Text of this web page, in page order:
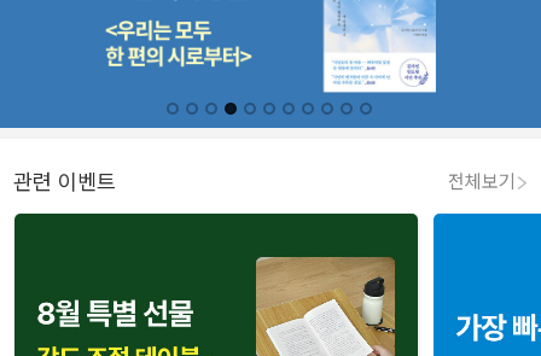
관련 이벤트 전체보기